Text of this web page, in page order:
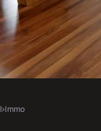
›Immo